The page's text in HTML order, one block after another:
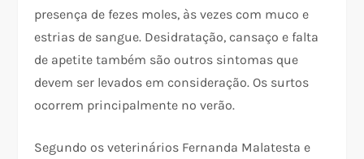
presença de fezes moles, às vezes com muco e
estrias de sangue. Desidratação, cansaço e falta
de apetite também são outros sintomas que
devem ser levados em consideração. Os surtos
ocorrem principalmente no verão.
Segundo os veterinários Fernanda Malatesta e